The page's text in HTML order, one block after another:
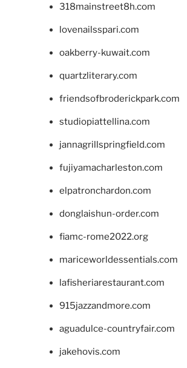
318mainstreet8h.com
lovenailsspari.com
oakberry-kuwait.com
quartzliterary.com
friendsofbroderickpark.com
studiopiattellina.com
jannagrillspringfield.com
fujiyamacharleston.com
elpatronchardon.com
donglaishun-order.com
fiamc-rome2022.org
mariceworldessentials.com
lafisheriarestaurant.com
915jazzandmore.com
aguadulce-countryfair.com
jakehovis.com